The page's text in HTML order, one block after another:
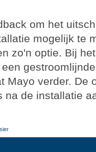
om het
mogelijk te
zo'n optie. Bij
Mayo verder. De
na de installatie